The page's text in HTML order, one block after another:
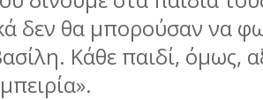
δεν θα µπορούσαν να
Κάθε παιδί, όµως,